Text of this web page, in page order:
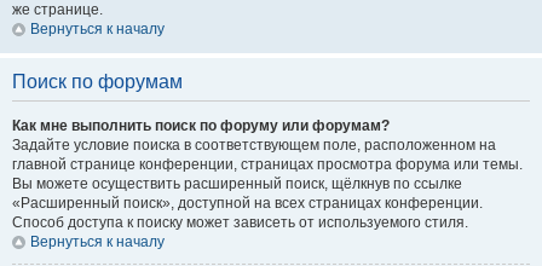
же странице.
Вернуться к началу
Поиск по форумам
Как мне выполнить поиск по форуму или форумам?
Задайте условие поиска в соответствующем поле, расположенном на
главной странице конференции, страницах просмотра форума или темы.
Вы можете осуществить расширенный поиск, щёлкнув по ссылке
«Расширенный поиск», доступной на всех страницах конференции.
Способ доступа к поиску может зависеть от используемого стиля.
Вернуться к началу